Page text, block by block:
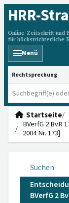
HRR-
Online-Zeitschrift und
für höchstrichterliche
Menü
HRRS durchsuchen
Startseite
BVerfG 2 BvR
2004 Nr. 173]
Suchen
BVerfG 2